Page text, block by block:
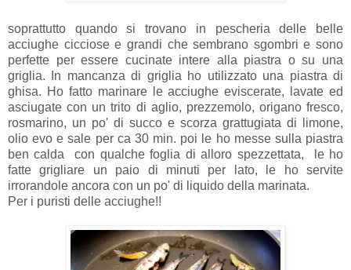
soprattutto quando si trovano in pescheria delle belle
acciughe cicciose e grandi che sembrano sgombri e sono
perfette per essere cucinate intere alla piastra o su una
griglia. In mancanza di griglia ho utilizzato una piastra di
ghisa. Ho fatto marinare le acciughe eviscerate, lavate ed
asciugate con un trito di aglio, prezzemolo, origano fresco,
rosmarino, un po' di succo e scorza grattugiata di limone,
olio evo e sale per ca 30 min. poi le ho messe sulla piastra
ben calda con qualche foglia di alloro spezzettata, le ho
fatte grigliare un paio di minuti per lato, le ho servite
irrorandole ancora con un po' di liquido della marinata.
Per i puristi delle acciughe!!